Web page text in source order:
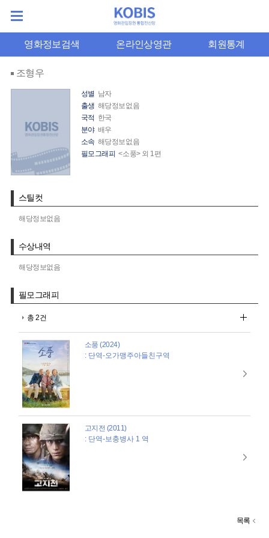
영화정보검색 온라인상영관 회원통계
조형우
성별 남자
출생 해당정보없음
국적 한국
분야 배우
소속 해당정보없음
필모그래피 <소풍> 외 1편
스틸컷
해당정보없음
수상내역
해당정보없음
필모그래피
총 2건
소풍 (2024)
: 단역-오가맹주아들친구역
고지전 (2011)
: 단역-보충병사 1 역
목록